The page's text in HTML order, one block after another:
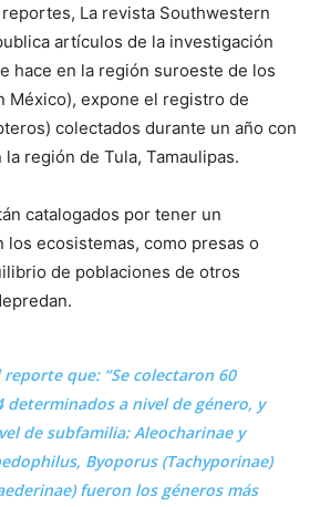
La revista Southwestern
artículos de la investigación
hace en la región suroeste de los
México), expone el registro de
colectados durante un año con
la región de Tula, Tamaulipas.
catalogados por tener un
los ecosistemas, como presas o
de poblaciones de otros
que: “Se colectaron 60
determinados a nivel de género, y
de subfamilia: Aleocharinae y
Byoporus (Tachyporinae)
fueron los géneros más